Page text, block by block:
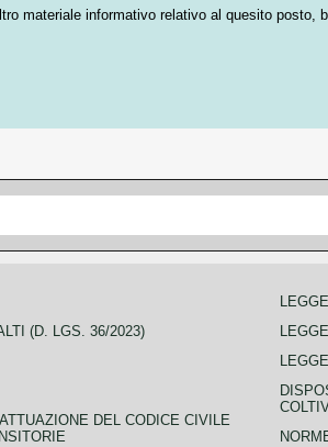
materiale informativo relativo al quesito posto,
(D. LGS. 36/2023)
DEL CODICE CIVILE